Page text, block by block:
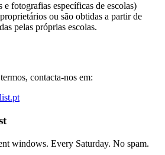
fotografias específicas de escolas)
ou são obtidas a partir de
pelas próprias escolas.
contacta-nos em:
windows. Every Saturday. No spam.